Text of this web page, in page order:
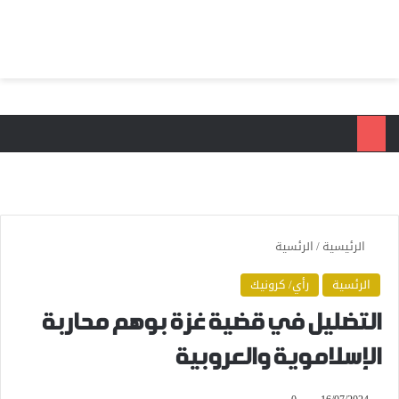
الرئيسية/الرئسية
الرئسية
رأي/ كرونيك
التضليل في قضية غزة بوهم محاربة
الإسلاموية والعروبية